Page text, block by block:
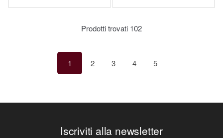
Prodotti trovati 102
1 2 3 4 5
Iscriviti alla newsletter